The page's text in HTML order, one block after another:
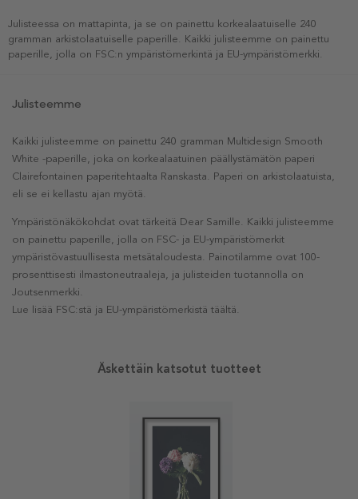
Julisteessa on mattapinta, ja se on painettu korkealaatuiselle 240
gramman arkistolaatuiselle paperille. Kaikki julisteemme on painettu
paperille, jolla on FSC:n ympäristömerkintä ja EU-ympäristömerkki.
Julisteemme
Kaikki julisteemme on painettu 240 gramman Multidesign Smooth
White -paperille, joka on korkealaatuinen päällystämätön paperi
Clairefontainen paperitehtaalta Ranskasta. Paperi on arkistolaatuista,
eli se ei kellastu ajan myötä.
Ympäristönäkökohdat ovat tärkeitä Dear Samille. Kaikki julisteemme
on painettu paperille, jolla on FSC- ja EU-ympäristömerkit
ympäristövastuullisesta metsätaloudesta. Painotilamme ovat 100-
prosenttisesti ilmastoneutraaleja, ja julisteiden tuotannolla on
Joutsenmerkki.
Lue lisää FSC:stä ja EU-ympäristömerkistä täältä.
Äskettäin katsotut tuotteet